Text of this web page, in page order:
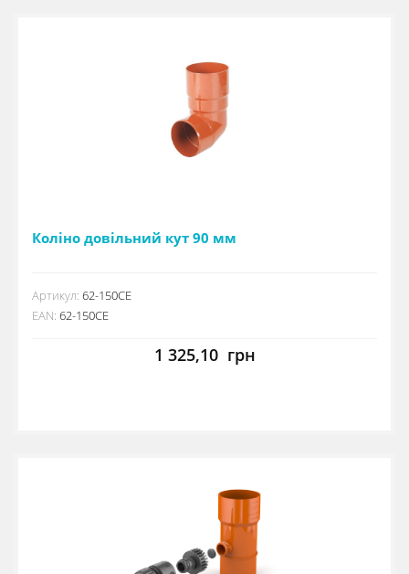
Коліно довільний кут 90 мм
Артикул: 62-150CE
EAN: 62-150CE
1 325,10грн